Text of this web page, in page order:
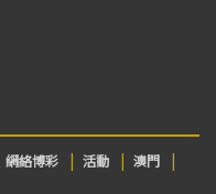
網絡博彩 活動
澳門